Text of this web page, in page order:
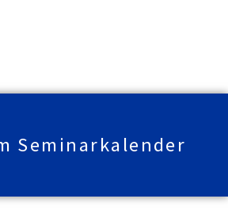
Seminarkalender